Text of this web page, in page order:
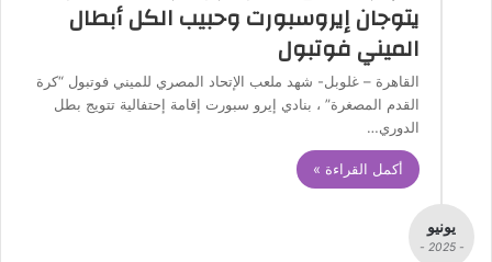
يتوجان إيروسبورت وحبيب الكل أبطال
الميني فوتبول
القاهرة – غلوبل- شهد ملعب الإتحاد المصري للميني فوتبول “كرة
القدم المصغرة” ، بنادي إيرو سبورت إقامة إحتفالية تتويج بطل
الدوري…
أكمل القراءة »
يونيو
- 2025 -